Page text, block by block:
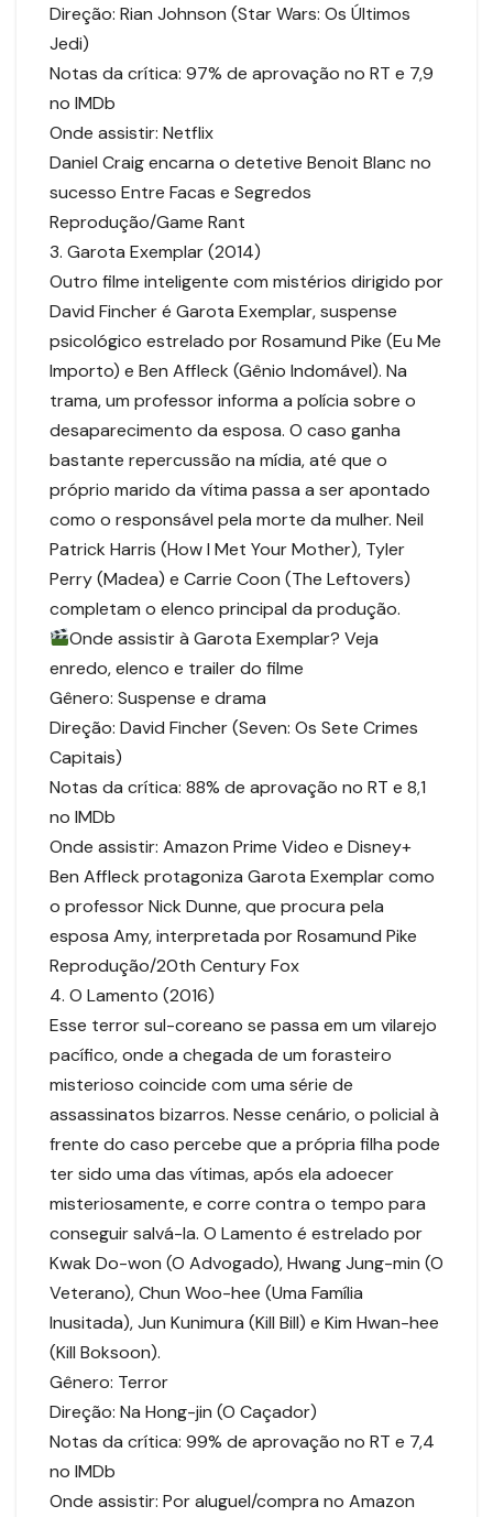
Direção: Rian Johnson (Star Wars: Os Últimos
Jedi)
Notas da crítica: 97% de aprovação no RT e 7,9
no IMDb
Onde assistir: Netflix
Daniel Craig encarna o detetive Benoit Blanc no
sucesso Entre Facas e Segredos
Reprodução/Game Rant
3. Garota Exemplar (2014)
Outro filme inteligente com mistérios dirigido por
David Fincher é Garota Exemplar, suspense
psicológico estrelado por Rosamund Pike (Eu Me
Importo) e Ben Affleck (Gênio Indomável). Na
trama, um professor informa a polícia sobre o
desaparecimento da esposa. O caso ganha
bastante repercussão na mídia, até que o
próprio marido da vítima passa a ser apontado
como o responsável pela morte da mulher. Neil
Patrick Harris (How I Met Your Mother), Tyler
Perry (Madea) e Carrie Coon (The Leftovers)
completam o elenco principal da produção.
Onde assistir à Garota Exemplar? Veja
enredo, elenco e trailer do filme
Gênero: Suspense e drama
Direção: David Fincher (Seven: Os Sete Crimes
Capitais)
Notas da crítica: 88% de aprovação no RT e 8,1
no IMDb
Onde assistir: Amazon Prime Video e Disney+
Ben Affleck protagoniza Garota Exemplar como
o professor Nick Dunne, que procura pela
esposa Amy, interpretada por Rosamund Pike
Reprodução/20th Century Fox
4. O Lamento (2016)
Esse terror sul-coreano se passa em um vilarejo
pacífico, onde a chegada de um forasteiro
misterioso coincide com uma série de
assassinatos bizarros. Nesse cenário, o policial à
frente do caso percebe que a própria filha pode
ter sido uma das vítimas, após ela adoecer
misteriosamente, e corre contra o tempo para
conseguir salvá-la. O Lamento é estrelado por
Kwak Do-won (O Advogado), Hwang Jung-min (O
Veterano), Chun Woo-hee (Uma Família
Inusitada), Jun Kunimura (Kill Bill) e Kim Hwan-hee
(Kill Boksoon).
Gênero: Terror
Direção: Na Hong-jin (O Caçador)
Notas da crítica: 99% de aprovação no RT e 7,4
no IMDb
Onde assistir: Por aluguel/compra no Amazon